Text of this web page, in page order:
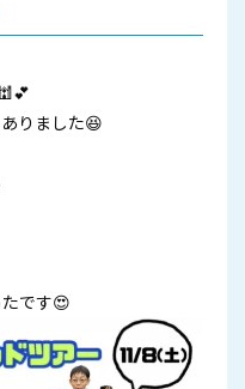
りました😆
です😍